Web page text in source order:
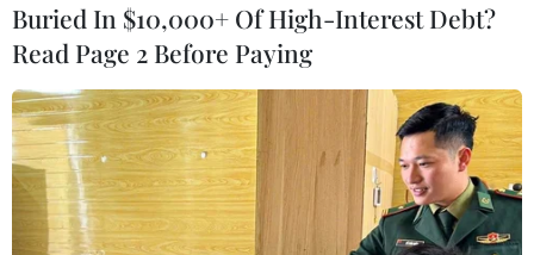
Thời tiết ngày 9/8: Bắc Bộ và Trung
Bộ ngày nắng nóng, Nam Bộ có mưa
dông
08/08/2026 23:08
Áp thấp nhiệt đới đã suy yếu thành
một vùng áp thấp
Buried In $10,000+ Of High-Interest Debt?
Read Page 2 Before Paying